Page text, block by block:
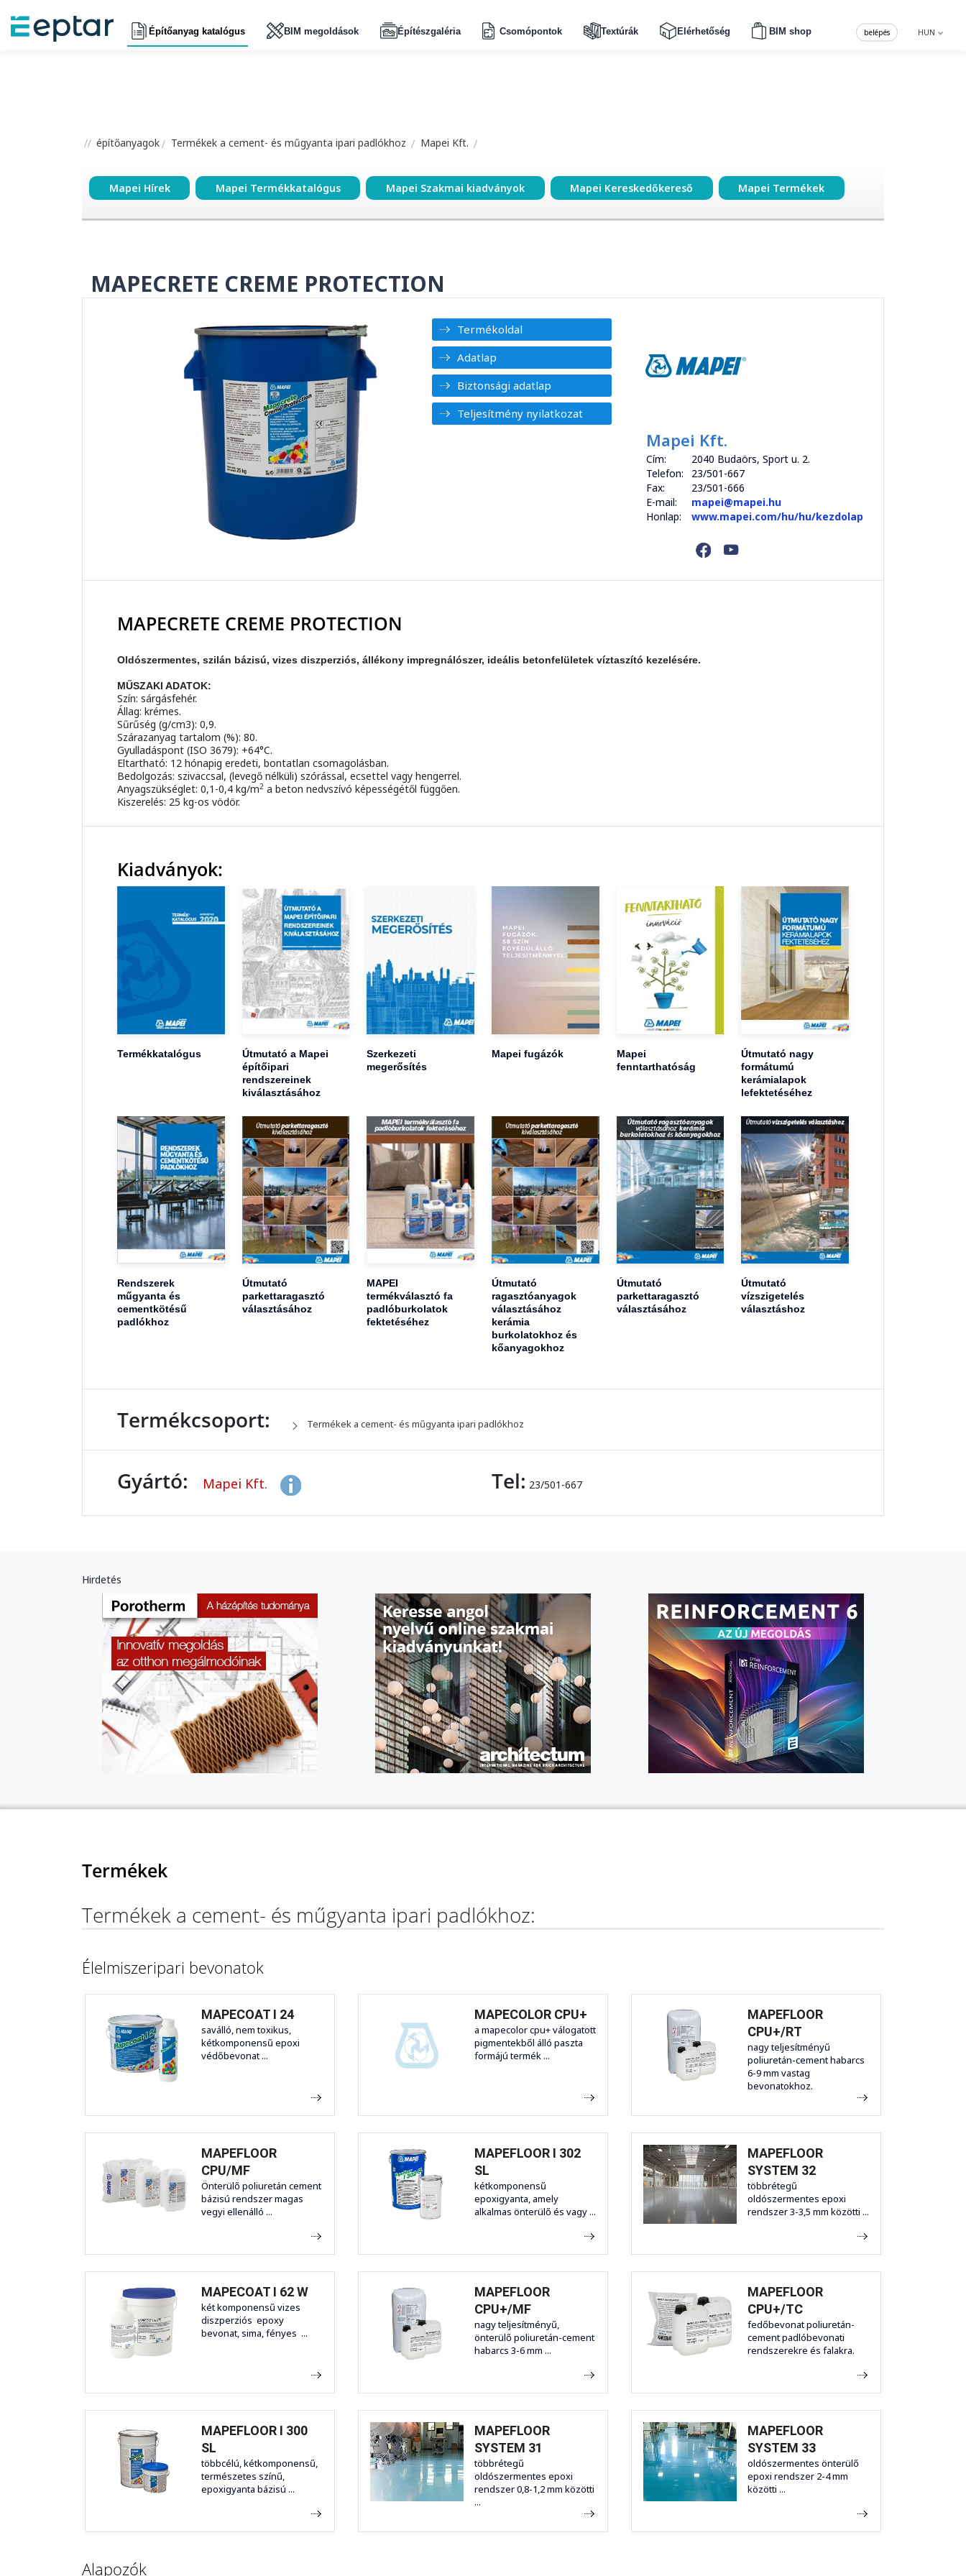
Építőanyag katalógus BIM megoldások Építészgaléria Csomópontok Textúrák Elérhetőség BIM shop HUN
belépés
építőanyagok Termékek a cement- és műgyanta ipari padlókhoz Mapei Kft.
Mapei Hírek Mapei Termékkatalógus Mapei Szakmai kiadványok Mapei Kereskedőkereső Mapei Termékek
MAPECRETE CREME PROTECTION
Termékoldal
Adatlap
Biztonsági adatlap
Teljesítmény nyilatkozat
Mapei Kft.
Cím:
2040 Budaörs, Sport u. 2.
Telefon:
23/501-667
Fax:
23/501-666
E-mail:
mapei@mapei.hu
Honlap:
www.mapei.com/hu/hu/kezdolap
MAPECRETE CREME PROTECTION
Oldószermentes, szilán bázisú, vizes diszperziós, állékony impregnálószer, ideális betonfelületek víztaszító kezelésére.
MŰSZAKI ADATOK:
Szín: sárgásfehér.
Állag: krémes.
Sűrűség (g/cm3): 0,9.
Szárazanyag tartalom (%): 80.
Gyulladáspont (ISO 3679): +64°C.
Eltartható: 12 hónapig eredeti, bontatlan csomagolásban.
Bedolgozás: szivaccsal, (levegő nélküli) szórással, ecsettel vagy hengerrel.
Anyagszükséglet: 0,1-0,4 kg/m2 a beton nedvszívó képességétől függően.
Kiszerelés: 25 kg-os vödör.
Kiadványok:
Termékkatalógus
Útmutató a Mapei
építőipari
rendszereinek
kiválasztásához
Szerkezeti
megerősítés
Mapei fugázók
Mapei
fenntarthatóság
Útmutató nagy
formátumú
kerámialapok
lefektetéséhez
Rendszerek
műgyanta és
cementkötésű
padlókhoz
Útmutató
parkettaragasztó
választásához
MAPEI
termékválasztó fa
padlóburkolatok
fektetéséhez
Útmutató
ragasztóanyagok
választásához
kerámia
burkolatokhoz és
kőanyagokhoz
Útmutató
parkettaragasztó
választásához
Útmutató
vízszigetelés
választáshoz
Termékcsoport: Termékek a cement- és műgyanta ipari padlókhoz
Gyártó: Mapei Kft. Tel: 23/501-667
Hirdetés
Termékek
Termékek a cement- és műgyanta ipari padlókhoz:
Élelmiszeripari bevonatok
MAPECOAT I 24
saválló, nem toxikus,
kétkomponensű epoxi
védőbevonat ...
MAPECOLOR CPU+
a mapecolor cpu+ válogatott
pigmentekből álló paszta
formájú termék ...
MAPEFLOOR
CPU+/RT
nagy teljesítményű
poliuretán-cement habarcs
6-9 mm vastag
bevonatokhoz.
MAPEFLOOR
CPU/MF
Önterülő poliuretán cement
bázisú rendszer magas
vegyi ellenálló ...
MAPEFLOOR I 302
SL
kétkomponensű
epoxigyanta, amely
alkalmas önterülő és vagy ...
MAPEFLOOR
SYSTEM 32
többrétegű
oldószermentes epoxi
rendszer 3-3,5 mm közötti ...
MAPECOAT I 62 W
két komponensű vizes
diszperziós epoxy
bevonat, sima, fényes ...
MAPEFLOOR
CPU+/MF
nagy teljesítményű,
önterülő poliuretán-cement
habarcs 3-6 mm ...
MAPEFLOOR
CPU+/TC
fedőbevonat poliuretán-
cement padlóbevonati
rendszerekre és falakra.
MAPEFLOOR I 300
SL
többcélú, kétkomponensű,
természetes színű,
epoxigyanta bázisú ...
MAPEFLOOR
SYSTEM 31
többrétegű
oldószermentes epoxi
rendszer 0,8-1,2 mm közötti
...
MAPEFLOOR
SYSTEM 33
oldószermentes önterülő
epoxi rendszer 2-4 mm
közötti ...
Alapozók